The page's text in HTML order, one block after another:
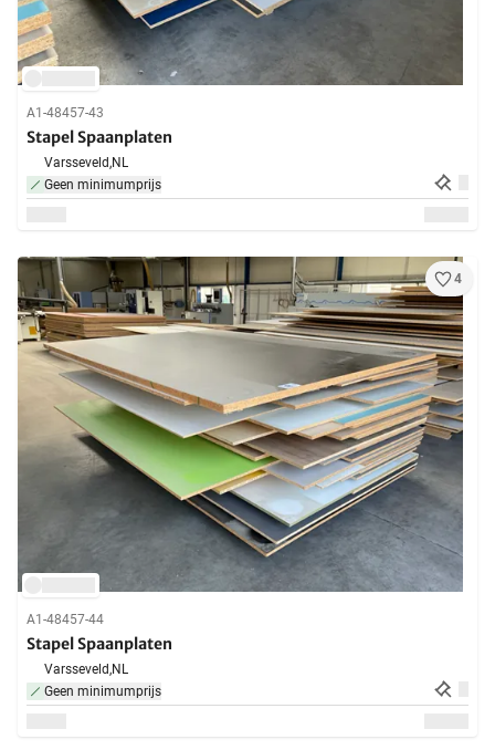
A1-48457-43
Stapel Spaanplaten
Varsseveld,NL
Geen minimumprijs
4
A1-48457-44
Stapel Spaanplaten
Varsseveld,NL
Geen minimumprijs